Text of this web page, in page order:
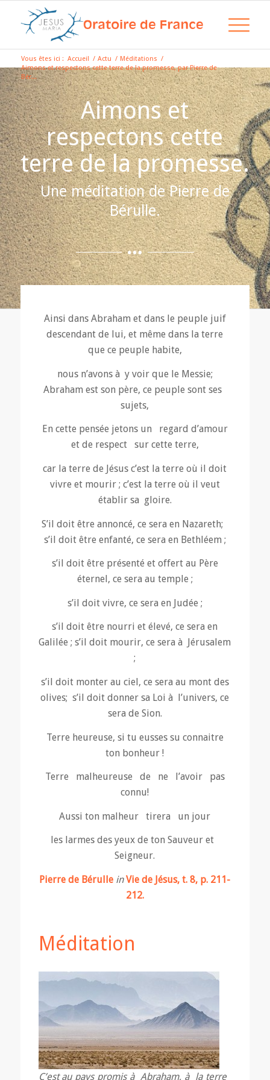
Vous êtes ici : Accueil / Actu / Méditations /
Aimons et respectons cette terre de la promesse, par Pierre de
Bér...
Aimons et
respectons cette
terre de la promesse.
Une méditation de Pierre de
Bérulle.
Ainsi dans Abraham et dans le peuple juif
descendant de lui, et même dans la terre
que ce peuple habite,
nous n’avons à y voir que le Messie;
Abraham est son père, ce peuple sont ses
sujets,
En cette pensée jetons un regard d’amour
et de respect sur cette terre,
car la terre de Jésus c’est la terre où il doit
vivre et mourir ; c’est la terre où il veut
établir sa gloire.
S’il doit être annoncé, ce sera en Nazareth;
s’il doit être enfanté, ce sera en Bethléem ;
s’il doit être présenté et offert au Père
éternel, ce sera au temple ;
s’il doit vivre, ce sera en Judée ;
s’il doit être nourri et élevé, ce sera en
Galilée ; s’il doit mourir, ce sera à Jérusalem
;
s’il doit monter au ciel, ce sera au mont des
olives; s’il doit donner sa Loi à l’univers, ce
sera de Sion.
Terre heureuse, si tu eusses su connaitre
ton bonheur !
Terre malheureuse de ne l’avoir pas
connu!
Aussi ton malheur tirera un jour
les larmes des yeux de ton Sauveur et
Seigneur.
Pierre de Bérulle in Vie de Jésus, t. 8, p. 211-
212.
Méditation
C’est au pays promis à Abraham, à la terre